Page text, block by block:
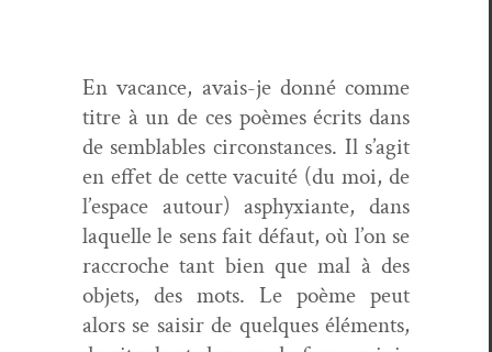
En vacance, avais-je don­né comme
titre à un de ces poèmes écrits dans
de sem­blables cir­con­stances. Il s’ag­it
en effet de cette vacuité (du moi, de
l’e­space autour) asphyxi­ante, dans
laque­lle le sens fait défaut, où l’on se
rac­croche tant bien que mal à des
objets, des mots. Le poème peut
alors se saisir de quelques élé­ments,